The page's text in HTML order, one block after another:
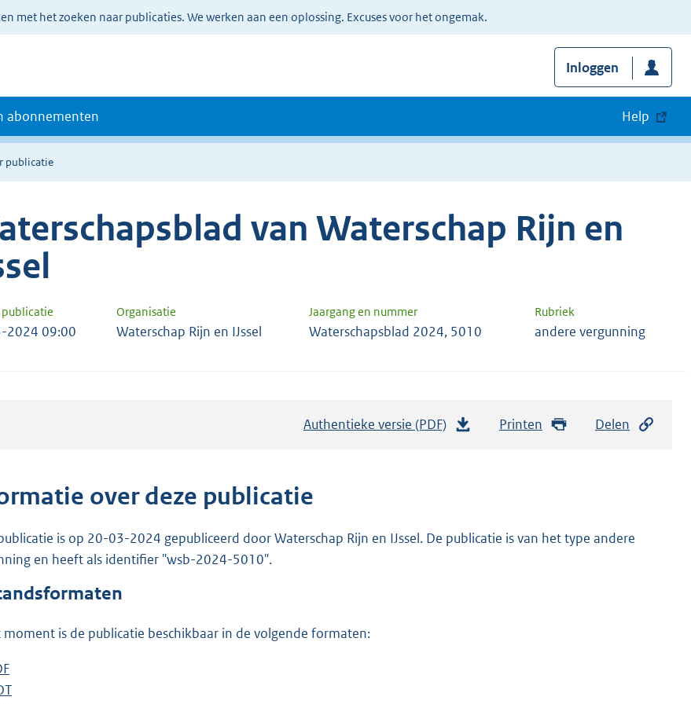
met het zoeken naar publicaties. We werken aan een oplossing. Excuses voor het ongemak.
Inloggen
abonnementen Help
publicatie
van Waterschap Rijn en
publicatie Organisatie Jaargang en nummer Rubriek
2024 09:00 Waterschap Rijn en IJssel Waterschapsblad 2024, 5010 andere vergunning
Authentieke versie (PDF)
d
Printen Delen
over deze publicatie
is op 20-03-2024 gepubliceerd door Waterschap Rijn en IJssel. De publicatie is van het type andere
en heeft als identifier "wsb-2024-5010".
moment is de publicatie beschikbaar in de volgende formaten:
e